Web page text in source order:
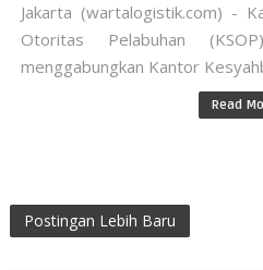
Jakarta (wartalogistik.com) -
Otoritas Pelabuhan
menggabungkan Kantor
Read
Postingan Lebih Baru